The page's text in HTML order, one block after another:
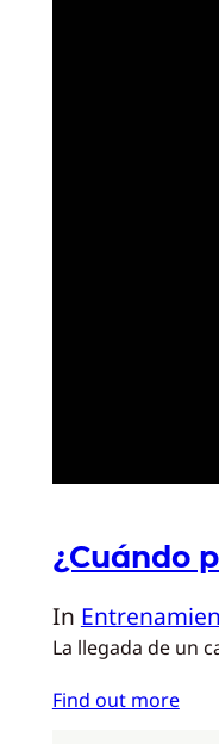
¿Cuándo
In
La llegada de un
Find out more